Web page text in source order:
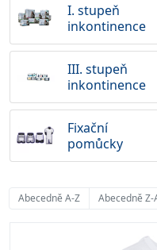
I. stupeň
inkontinence
III. stupeň
inkontinence
Fixační
pomůcky
Abecedně A-Z Abecedně Z-